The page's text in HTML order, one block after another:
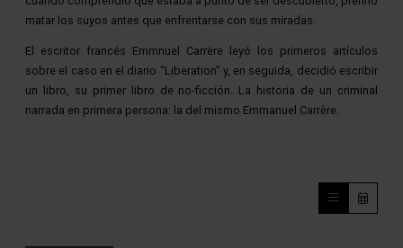
matar los suyos antes que enfrentarse con sus miradas.
El escritor francés Emmnuel Carrère leyó los primeros artículos
sobre el caso en el diario “Liberation” y, en seguida, decidió escribir
un libro, su primer libro de no-ficción. La historia de un criminal
narrada en primera persona: la del mismo Emmanuel Carrère.